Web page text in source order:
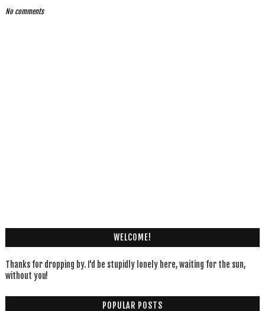
No comments
WELCOME!
Thanks for dropping by. I'd be stupidly lonely here, waiting for the sun,
without you!
POPULAR POSTS